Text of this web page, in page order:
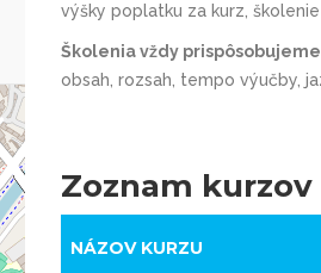
výšky poplatku za kurz,
Školenia vždy
obsah, rozsah, tempo výučby,
Zoznam
NÁZOV KURZU